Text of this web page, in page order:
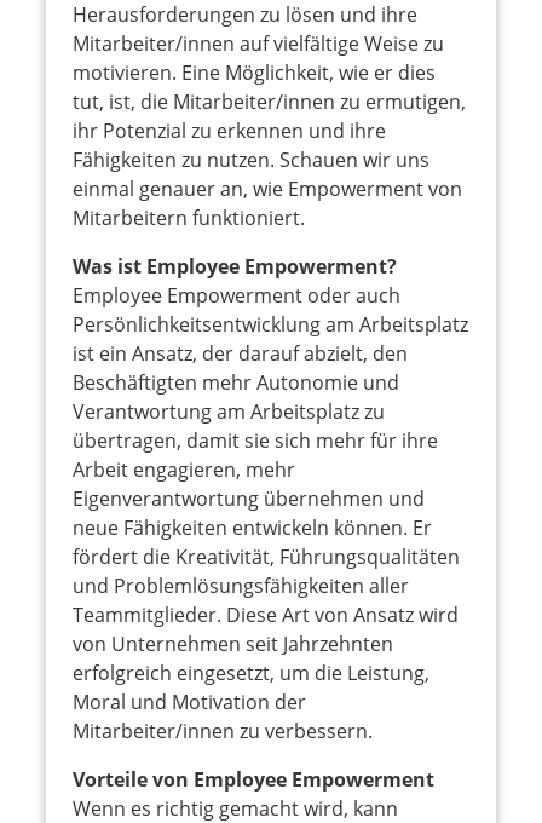
Herausforderungen zu lösen und ihre
Mitarbeiter/innen auf vielfältige Weise zu
motivieren. Eine Möglichkeit, wie er dies
tut, ist, die Mitarbeiter/innen zu ermutigen,
ihr Potenzial zu erkennen und ihre
Fähigkeiten zu nutzen. Schauen wir uns
einmal genauer an, wie Empowerment von
Mitarbeitern funktioniert.
Was ist Employee Empowerment?
Employee Empowerment oder auch
Persönlichkeitsentwicklung am Arbeitsplatz
ist ein Ansatz, der darauf abzielt, den
Beschäftigten mehr Autonomie und
Verantwortung am Arbeitsplatz zu
übertragen, damit sie sich mehr für ihre
Arbeit engagieren, mehr
Eigenverantwortung übernehmen und
neue Fähigkeiten entwickeln können. Er
fördert die Kreativität, Führungsqualitäten
und Problemlösungsfähigkeiten aller
Teammitglieder. Diese Art von Ansatz wird
von Unternehmen seit Jahrzehnten
erfolgreich eingesetzt, um die Leistung,
Moral und Motivation der
Mitarbeiter/innen zu verbessern.
Vorteile von Employee Empowerment
Wenn es richtig gemacht wird, kann